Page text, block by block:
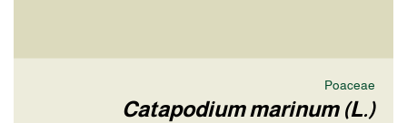
Poaceae
Catapodium marinum (L.)